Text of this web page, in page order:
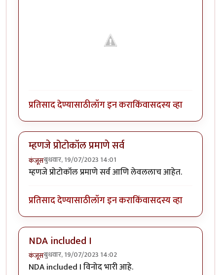
प्रतिसाद देण्यासाठीलॉग इन कराकिंवासदस्य व्हा
म्हणजे प्रोटोकॉल प्रमाणे सर्व
कंजूसबुधवार, 19/07/2023 14:01
म्हणजे प्रोटोकॉल प्रमाणे सर्व आणि लेवललाच आहेत.
प्रतिसाद देण्यासाठीलॉग इन कराकिंवासदस्य व्हा
NDA included I
कंजूसबुधवार, 19/07/2023 14:02
NDA included I विनोद भारी आहे.